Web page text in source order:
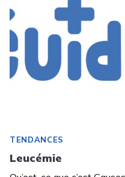
TENDANCES
Leucémie